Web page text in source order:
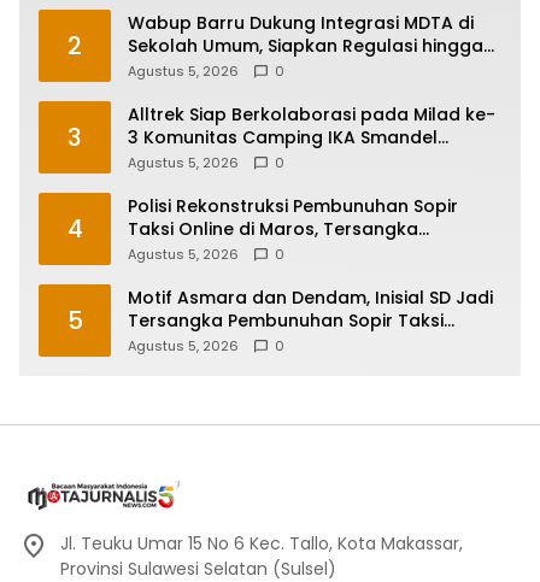
2
Wabup Barru Dukung Integrasi MDTA di
Sekolah Umum, Siapkan Regulasi hingga
Tim Khusus
Agustus 5, 2026 0
3
Alltrek Siap Berkolaborasi pada Milad ke-
3 Komunitas Camping IKA Smandel
Makassar di Malino
Agustus 5, 2026 0
4
Polisi Rekonstruksi Pembunuhan Sopir
Taksi Online di Maros, Tersangka
Peragakan 24 Adegan
Agustus 5, 2026 0
5
Motif Asmara dan Dendam, Inisial SD Jadi
Tersangka Pembunuhan Sopir Taksi
Online di Maros
Agustus 5, 2026 0
Jl. Teuku Umar 15 No 6 Kec. Tallo, Kota Makassar,
Provinsi Sulawesi Selatan (Sulsel)